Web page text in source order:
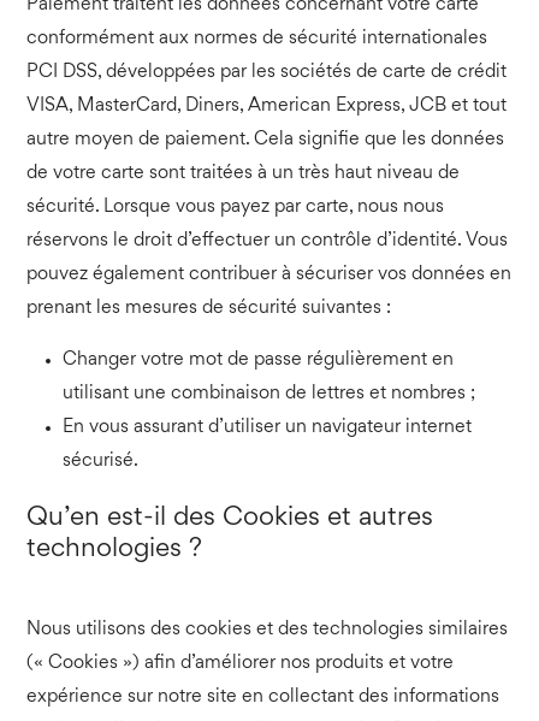
Paiement traitent les données concernant votre carte
conformément aux normes de sécurité internationales
PCI DSS, développées par les sociétés de carte de crédit
VISA, MasterCard, Diners, American Express, JCB et tout
autre moyen de paiement. Cela signifie que les données
de votre carte sont traitées à un très haut niveau de
sécurité. Lorsque vous payez par carte, nous nous
réservons le droit d’effectuer un contrôle d’identité. Vous
pouvez également contribuer à sécuriser vos données en
prenant les mesures de sécurité suivantes :
Changer votre mot de passe régulièrement en
utilisant une combinaison de lettres et nombres ;
En vous assurant d’utiliser un navigateur internet
sécurisé.
Qu’en est-il des Cookies et autres
technologies ?
Nous utilisons des cookies et des technologies similaires
(« Cookies ») afin d’améliorer nos produits et votre
expérience sur notre site en collectant des informations